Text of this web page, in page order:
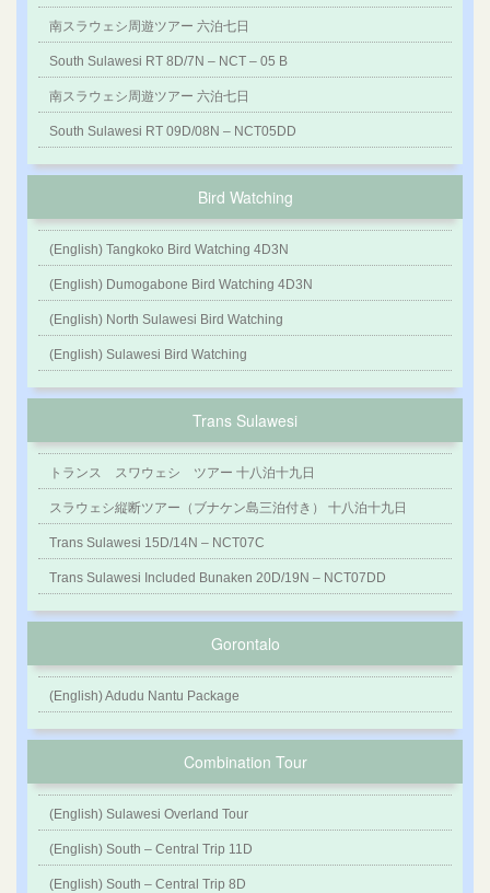
南スラウェシ周遊ツアー 六泊七日
South Sulawesi RT 8D/7N – NCT – 05 B
南スラウェシ周遊ツアー 六泊七日
South Sulawesi RT 09D/08N – NCT05DD
Bird Watching
(English) Tangkoko Bird Watching 4D3N
(English) Dumogabone Bird Watching 4D3N
(English) North Sulawesi Bird Watching
(English) Sulawesi Bird Watching
Trans Sulawesi
トランス スワウェシ ツアー 十八泊十九日
スラウェシ縦断ツアー（ブナケン島三泊付き） 十八泊十九日
Trans Sulawesi 15D/14N – NCT07C
Trans Sulawesi Included Bunaken 20D/19N – NCT07DD
Gorontalo
(English) Adudu Nantu Package
Combination Tour
(English) Sulawesi Overland Tour
(English) South – Central Trip 11D
(English) South – Central Trip 8D